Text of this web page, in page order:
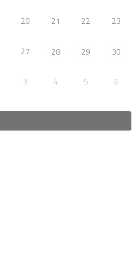
20 21 22 23
27 28 29 30
3 4 5 6